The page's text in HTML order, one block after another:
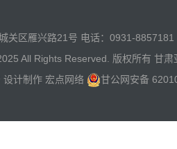
关区雁兴路21号 电话：0931-8857181
All Rights Reserved. 版权所有 甘肃
设计制作 宏点网络 甘公网安备